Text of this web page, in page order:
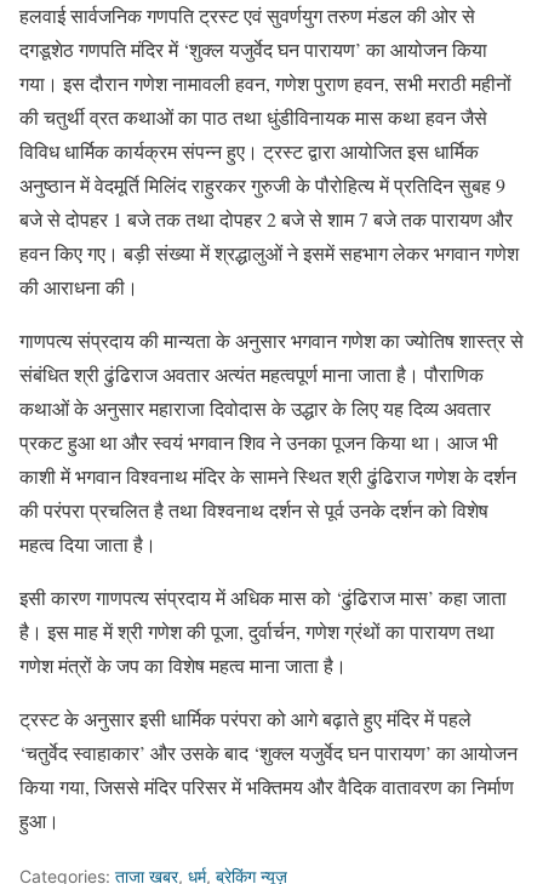
हलवाई सार्वजनिक गणपति ट्रस्ट एवं सुवर्णयुग तरुण मंडल की ओर से
दगडूशेठ गणपति मंदिर में ‘शुक्ल यजुर्वेद घन पारायण’ का आयोजन किया
गया। इस दौरान गणेश नामावली हवन, गणेश पुराण हवन, सभी मराठी महीनों
की चतुर्थी व्रत कथाओं का पाठ तथा धुंडीविनायक मास कथा हवन जैसे
विविध धार्मिक कार्यक्रम संपन्न हुए। ट्रस्ट द्वारा आयोजित इस धार्मिक
अनुष्ठान में वेदमूर्ति मिलिंद राहुरकर गुरुजी के पौरोहित्य में प्रतिदिन सुबह 9
बजे से दोपहर 1 बजे तक तथा दोपहर 2 बजे से शाम 7 बजे तक पारायण और
हवन किए गए। बड़ी संख्या में श्रद्धालुओं ने इसमें सहभाग लेकर भगवान गणेश
की आराधना की।
गाणपत्य संप्रदाय की मान्यता के अनुसार भगवान गणेश का ज्योतिष शास्त्र से
संबंधित श्री ढुंढिराज अवतार अत्यंत महत्वपूर्ण माना जाता है। पौराणिक
कथाओं के अनुसार महाराजा दिवोदास के उद्धार के लिए यह दिव्य अवतार
प्रकट हुआ था और स्वयं भगवान शिव ने उनका पूजन किया था। आज भी
काशी में भगवान विश्वनाथ मंदिर के सामने स्थित श्री ढुंढिराज गणेश के दर्शन
की परंपरा प्रचलित है तथा विश्वनाथ दर्शन से पूर्व उनके दर्शन को विशेष
महत्व दिया जाता है।
इसी कारण गाणपत्य संप्रदाय में अधिक मास को ‘ढुंढिराज मास’ कहा जाता
है। इस माह में श्री गणेश की पूजा, दुर्वार्चन, गणेश ग्रंथों का पारायण तथा
गणेश मंत्रों के जप का विशेष महत्व माना जाता है।
ट्रस्ट के अनुसार इसी धार्मिक परंपरा को आगे बढ़ाते हुए मंदिर में पहले
‘चतुर्वेद स्वाहाकार’ और उसके बाद ‘शुक्ल यजुर्वेद घन पारायण’ का आयोजन
किया गया, जिससे मंदिर परिसर में भक्तिमय और वैदिक वातावरण का निर्माण
हुआ।
Categories: ताजा खबर, धर्म, ब्रेकिंग न्यूज़